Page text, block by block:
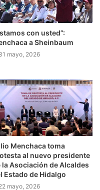
con usted”:
a Sheinbaum
mayo, 2026
Menchaca toma
al nuevo presidente
la Asociación de Alcaldes
Estado de Hidalgo
mayo, 2026